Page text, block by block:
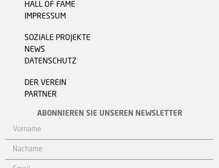
HALL OF FAME
IMPRESSUM
SOZIALE PROJEKTE
NEWS
DATENSCHUTZ
DER VEREIN
PARTNER
ABONNIEREN SIE UNSEREN NEWSLETTER